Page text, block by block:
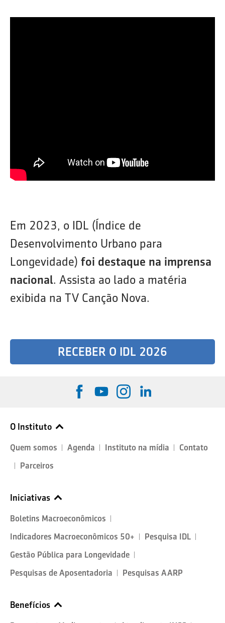
Em 2023, o IDL (Índice de
Desenvolvimento Urbano para
Longevidade) foi destaque na imprensa
nacional. Assista ao lado a matéria
exibida na TV Canção Nova.
RECEBER O IDL 2026
O Instituto
Quem somos Agenda Instituto na mídia
Contato
Parceiros
Iniciativas
Boletins Macroeconômicos
Indicadores Macroeconômicos 50+
Pesquisa IDL
Gestão Pública para Longevidade
Pesquisas de Aposentadoria
Pesquisas AARP
Benefícios